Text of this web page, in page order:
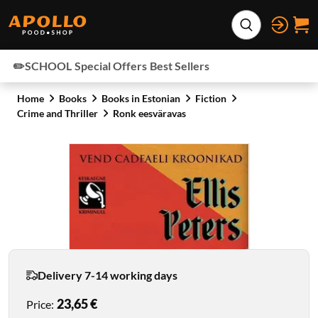
Expand search
✏️SCHOOL Special Offers Best Sellers
Home Books Books in Estonian
Fiction
Crime and Thriller
Ronk eesväravas
Delivery 7-14 working days
Price: 23,65 €